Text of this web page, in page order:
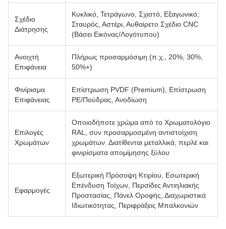
Σχέδιο
Διάτρησης
Κυκλικό, Τετράγωνο, Σχιστό, Εξαγωνικό,
Σταυρός, Αστέρι, Αυθαίρετο Σχέδιο CNC
(Βάσει Εικόνας/Λογότυπου)
Ανοιχτή
Επιφάνεια
Πλήρως προσαρμόσιμη (π.χ., 20%, 30%,
50%+)
Φινίρισμα
Επιφάνειας
Επίστρωση PVDF (Premium), Επίστρωση
PE/Πούδρας, Ανοδίωση
Επιλογές
Χρωμάτων
Οποιοδήποτε χρώμα από το Χρωματολόγιο
RAL, συν προσαρμοσμένη αντιστοίχιση
χρωμάτων. Διατίθενται μεταλλικά, περλέ και
φινιρίσματα απομίμησης ξύλου
Εφαρμογές
Εξωτερική Πρόσοψη Κτιρίου, Εσωτερική
Επένδυση Τοίχων, Περσίδες Αντιηλιακής
Προστασίας, Πάνελ Οροφής, Διαχωριστικά
Ιδιωτικότητας, Περιφράξεις Μπαλκονιών